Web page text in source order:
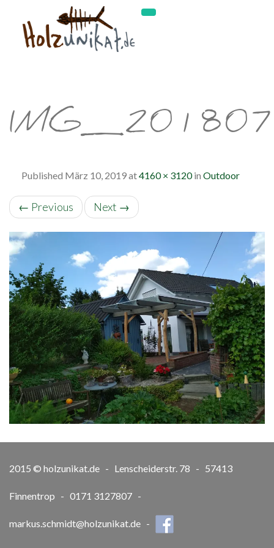
Published März 10, 2019at4160 × 3120in Outdoor
← Previous Next →
2015 © holzunikat.de - Lenscheiderstr. 78 - 57413
Finnentrop - 0171 3127807 -
markus.schmidt@holzunikat.de -